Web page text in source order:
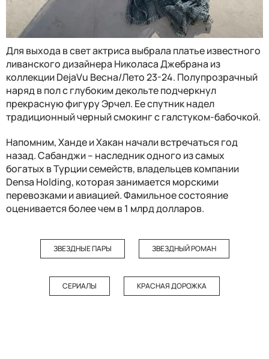
Для выхода в свет актриса выбрала платье известного
ливанского дизайнера Николаса Джебрана из
коллекции DejaVu Весна/Лето 23-24. Полупрозрачный
наряд в пол с глубоким декольте подчеркнул
прекрасную фигуру Эрчел. Ее спутник надел
традиционный черный смокинг с галстуком-бабочкой.
Напомним, Ханде и Хакан начали встречаться год
назад. Сабанджи – наследник одного из самых
богатых в Турции семейств, владельцев компании
Densa Holding, которая занимается морскими
перевозками и авиацией. Фамильное состояние
оценивается более чем в 1 млрд долларов.
ЗВЕЗДНЫЕ ПАРЫ ЗВЕЗДНЫЙ РОМАН
СЕРИАЛЫ КРАСНАЯ ДОРОЖКА